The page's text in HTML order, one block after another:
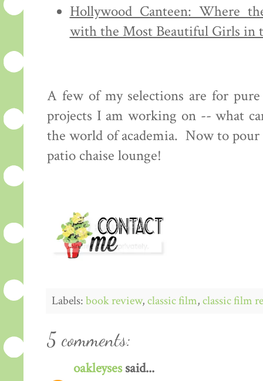
Hollywood Canteen: Where
with the Most Beautiful Girls in
A few of my selections are for
projects I am working on -- what
the world of academia. Now to pour
patio chaise lounge!
Labels:book review,classic film,classic film
5 comments:
oakleysessaid...